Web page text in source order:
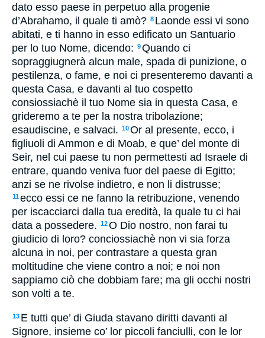
dato esso paese in perpetuo alla progenie
d’Abrahamo, il quale ti amò? 8 Laonde essi vi sono
abitati, e ti hanno in esso edificato un Santuario
per lo tuo Nome, dicendo: 9Quando ci
sopraggiugnerà alcun male, spada di punizione, o
pestilenza, o fame, e noi ci presenteremo davanti a
questa Casa, e davanti al tuo cospetto
consiossiachè il tuo Nome sia in questa Casa, e
grideremo a te per la nostra tribolazione;
esaudiscine, e salvaci. 10Or al presente, ecco, i
figliuoli di Ammon e di Moab, e que’ del monte di
Seir, nel cui paese tu non permettesti ad Israele di
entrare, quando veniva fuor del paese di Egitto;
anzi se ne rivolse indietro, e non li distrusse;
11ecco essi ce ne fanno la retribuzione, venendo
per iscacciarci dalla tua eredità, la quale tu ci hai
data a possedere. 12O Dio nostro, non farai tu
giudicio di loro? conciossiachè non vi sia forza
alcuna in noi, per contrastare a questa gran
moltitudine che viene contro a noi; e noi non
sappiamo ciò che dobbiam fare; ma gli occhi nostri
son volti a te.
13 E tutti que’ di Giuda stavano diritti davanti al
Signore, insieme co’ lor piccoli fanciulli, con le lor